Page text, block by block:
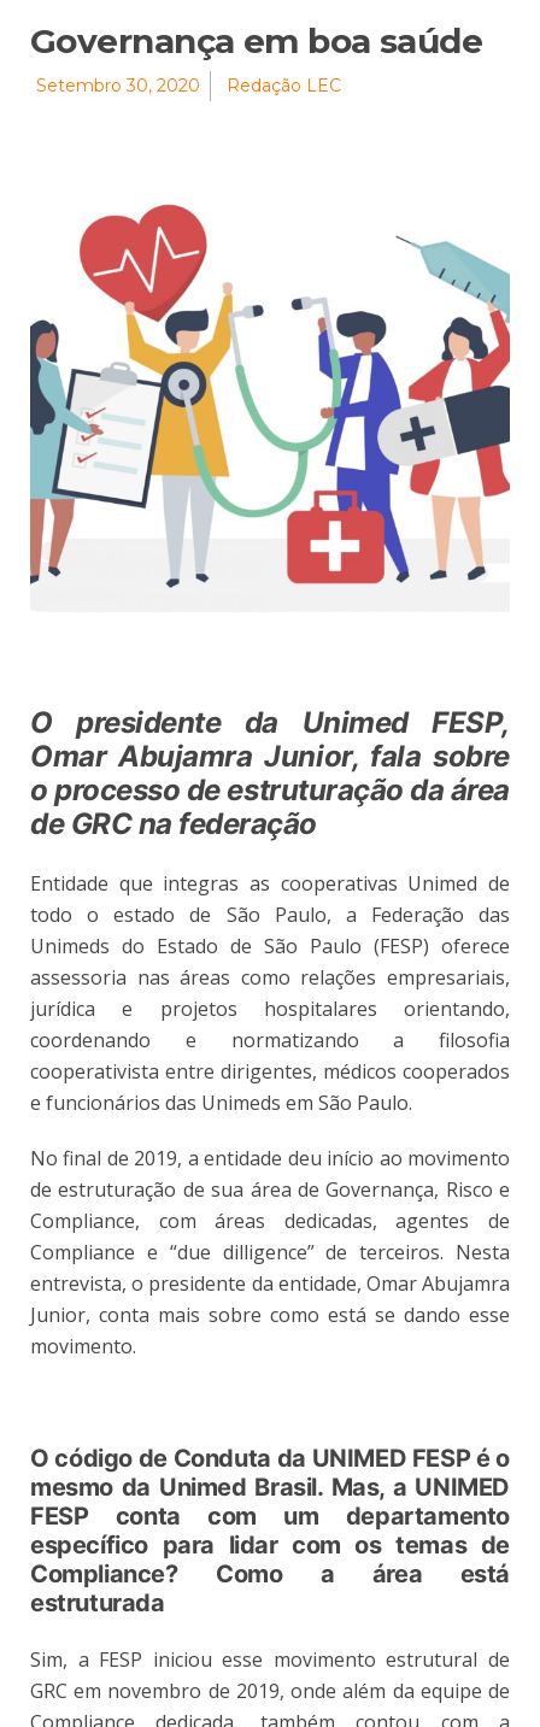
Governança em boa saúde
Setembro 30, 2020 Redação LEC
O presidente da Unimed FESP,
Omar Abujamra Junior, fala sobre
o processo de estruturação da área
de GRC na federação
Entidade que integras as cooperativas Unimed de
todo o estado de São Paulo, a Federação das
Unimeds do Estado de São Paulo (FESP) oferece
assessoria nas áreas como relações empresariais,
jurídica e projetos hospitalares orientando,
coordenando e normatizando a filosofia
cooperativista entre dirigentes, médicos cooperados
e funcionários das Unimeds em São Paulo.
No final de 2019, a entidade deu início ao movimento
de estruturação de sua área de Governança, Risco e
Compliance, com áreas dedicadas, agentes de
Compliance e “due dilligence” de terceiros. Nesta
entrevista, o presidente da entidade, Omar Abujamra
Junior, conta mais sobre como está se dando esse
movimento.
O código de Conduta da UNIMED FESP é o
mesmo da Unimed Brasil. Mas, a UNIMED
FESP conta com um departamento
específico para lidar com os temas de
Compliance? Como a área está
estruturada
Sim, a FESP iniciou esse movimento estrutural de
GRC em novembro de 2019, onde além da equipe de